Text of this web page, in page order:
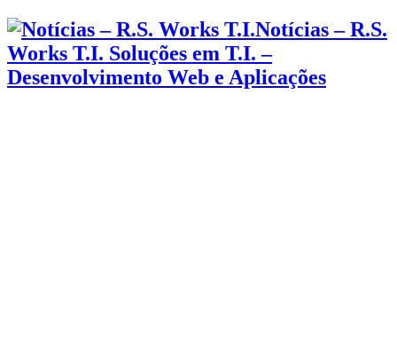
Notícias – R.S.
Works T.I. Soluções em T.I. –
Desenvolvimento Web e Aplicações